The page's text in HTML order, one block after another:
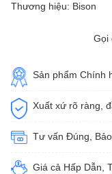
Thương hiệu: Bison
Gọi
Sản phẩm Chính
Xuất xứ rõ ràng,
Tư vấn Đúng,
Giá cả Hấp Dẫn,